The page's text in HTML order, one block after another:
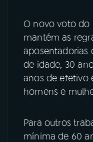
O novo voto do
mantém as
aposentadorias
de idade, 30
anos de efetivo
homens e
Para outros
mínima de 60